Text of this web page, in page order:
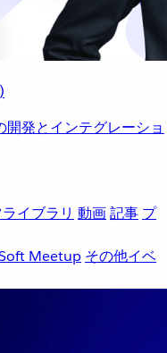
発とインテグレーショ
イブラリ 動画記事 プ
Meetup その他イベ